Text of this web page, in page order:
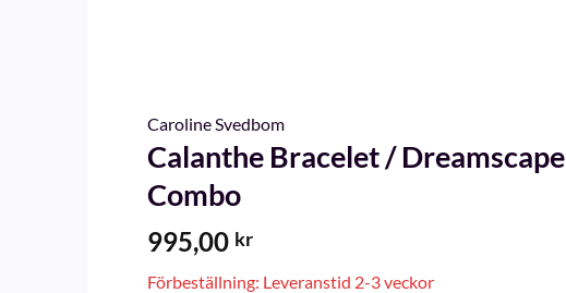
Caroline Svedbom
Calanthe Bracelet / Dreamscape
Combo
995,00 kr
Förbeställning: Leveranstid 2-3 veckor